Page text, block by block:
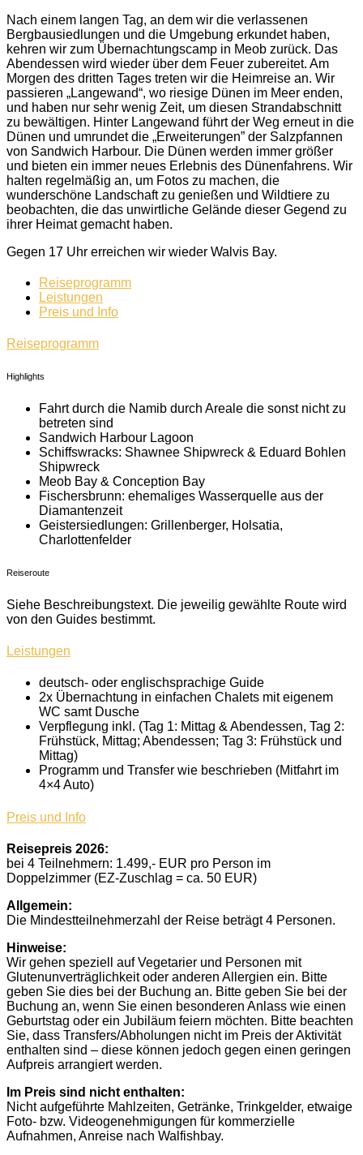
Nach einem langen Tag, an dem wir die verlassenen
Bergbausiedlungen und die Umgebung erkundet haben,
kehren wir zum Übernachtungscamp in Meob zurück. Das
Abendessen wird wieder über dem Feuer zubereitet. Am
Morgen des dritten Tages treten wir die Heimreise an. Wir
passieren „Langewand“, wo riesige Dünen im Meer enden,
und haben nur sehr wenig Zeit, um diesen Strandabschnitt
zu bewältigen. Hinter Langewand führt der Weg erneut in die
Dünen und umrundet die „Erweiterungen” der Salzpfannen
von Sandwich Harbour. Die Dünen werden immer größer
und bieten ein immer neues Erlebnis des Dünenfahrens. Wir
halten regelmäßig an, um Fotos zu machen, die
wunderschöne Landschaft zu genießen und Wildtiere zu
beobachten, die das unwirtliche Gelände dieser Gegend zu
ihrer Heimat gemacht haben.
Gegen 17 Uhr erreichen wir wieder Walvis Bay.
Reiseprogramm
Leistungen
Preis und Info
Reiseprogramm
Highlights
Fahrt durch die Namib durch Areale die sonst nicht zu
betreten sind
Sandwich Harbour Lagoon
Schiffswracks: Shawnee Shipwreck & Eduard Bohlen
Shipwreck
Meob Bay & Conception Bay
Fischersbrunn: ehemaliges Wasserquelle aus der
Diamantenzeit
Geistersiedlungen: Grillenberger, Holsatia,
Charlottenfelder
Reiseroute
Siehe Beschreibungstext. Die jeweilig gewählte Route wird
von den Guides bestimmt.
Leistungen
deutsch- oder englischsprachige Guide
2x Übernachtung in einfachen Chalets mit eigenem
WC samt Dusche
Verpflegung inkl. (Tag 1: Mittag & Abendessen, Tag 2:
Frühstück, Mittag; Abendessen; Tag 3: Frühstück und
Mittag)
Programm und Transfer wie beschrieben (Mitfahrt im
4×4 Auto)
Preis und Info
Reisepreis 2026:
bei 4 Teilnehmern: 1.499,- EUR pro Person im
Doppelzimmer (EZ-Zuschlag = ca. 50 EUR)
Allgemein:
Die Mindestteilnehmerzahl der Reise beträgt 4 Personen.
Hinweise:
Wir gehen speziell auf Vegetarier und Personen mit
Glutenunverträglichkeit oder anderen Allergien ein. Bitte
geben Sie dies bei der Buchung an. Bitte geben Sie bei der
Buchung an, wenn Sie einen besonderen Anlass wie einen
Geburtstag oder ein Jubiläum feiern möchten. Bitte beachten
Sie, dass Transfers/Abholungen nicht im Preis der Aktivität
enthalten sind – diese können jedoch gegen einen geringen
Aufpreis arrangiert werden.
Im Preis sind nicht enthalten:
Nicht aufgeführte Mahlzeiten, Getränke, Trinkgelder, etwaige
Foto- bzw. Videogenehmigungen für kommerzielle
Aufnahmen, Anreise nach Walfishbay.